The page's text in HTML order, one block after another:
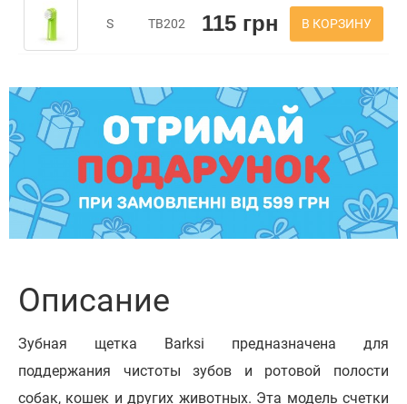
S TB202 115 грн В КОРЗИНУ
Описание
Зубная щетка Barksi предназначена для
поддержания чистоты зубов и ротовой полости
собак, кошек и других животных. Эта модель счетки